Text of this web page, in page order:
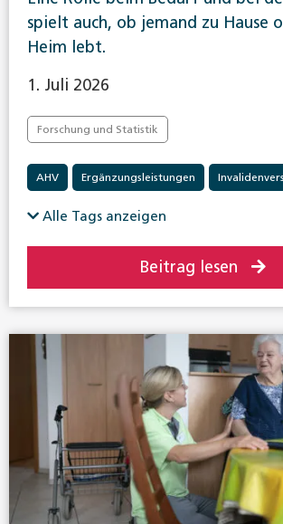
spielt auch, ob jemand zu Hause
Heim lebt.
1. Juli 2026
Forschung und Statistik
AHV Ergänzungsleistungen
Alle Tags anzeigen
Beitrag lesen